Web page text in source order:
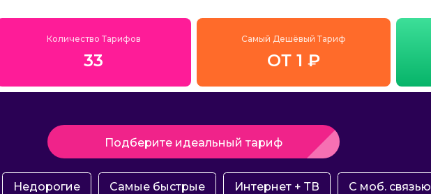
Количество Тарифов
33
Самый Дешёвый Тариф
ОТ 1 ₽
Подберите идеальный тариф
Недорогие Самые быстрые Интернет + ТВ С моб. связью